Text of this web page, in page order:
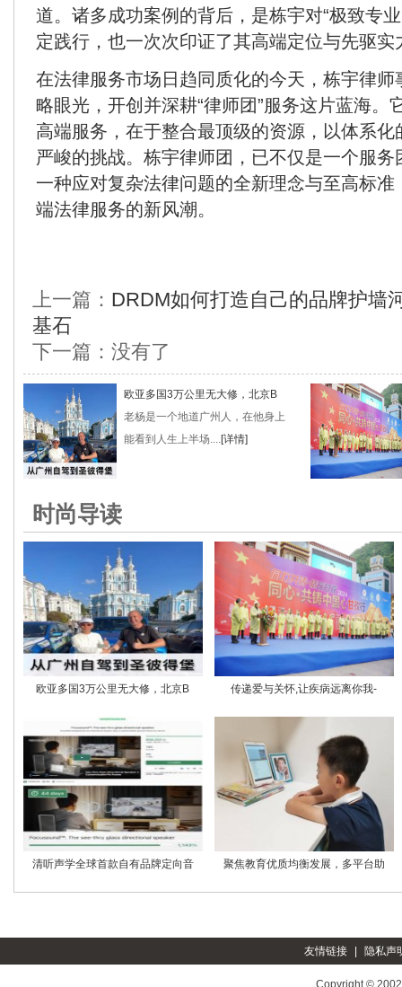
道。诸多成功案例的背后，是栋宇对“极致专
定践行，也一次次印证了其高端定位与先驱实
在法律服务市场日趋同质化的今天，栋宇律
略眼光，开创并深耕“律师团”服务这片蓝海。
高端服务，在于整合最顶级的资源，以体系
严峻的挑战。栋宇律师团，已不仅是一个服
一种应对复杂法律问题的全新理念与至高标
端法律服务的新风潮。
上一篇： DRDM如何打造自己的品牌护墙
基石
下一篇：没有了
欧亚多国3万公里无大修，北京B
老杨是一个地道广州人，在他身上
能看到人生上半场....[详情]
时尚导读
欧亚多国3万公里无大修，北京B 传递爱与关怀,让疾病远离你我-
清听声学全球首款自有品牌定向音 聚焦教育优质均衡发展，多平台助
友情链接 隐私声
Copyright ©